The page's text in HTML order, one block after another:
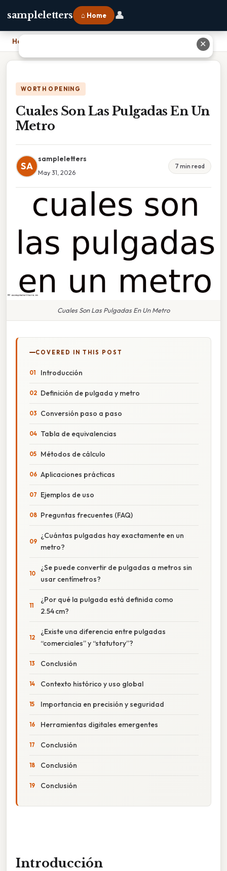
sampleletters ⌂ Home 👤
Home
WORTH OPENING
Cuales Son Las Pulgadas En Un
Metro
SA
sampleletters
May 31, 2026
7 min read
Cuales Son Las Pulgadas En Un Metro
COVERED IN THIS POST
Introducción
Definición de pulgada y metro
Conversión paso a paso
Tabla de equivalencias
Métodos de cálculo
Aplicaciones prácticas
Ejemplos de uso
Preguntas frecuentes (FAQ)
¿Cuántas pulgadas hay exactamente en un
metro?
¿Se puede convertir de pulgadas a metros sin
usar centímetros?
¿Por qué la pulgada está definida como
2.54 cm?
¿Existe una diferencia entre pulgadas
“comerciales” y “statutory”?
Conclusión
Contexto histórico y uso global
Importancia en precisión y seguridad
Herramientas digitales emergentes
Conclusión
Conclusión
Conclusión
Introducción
✕